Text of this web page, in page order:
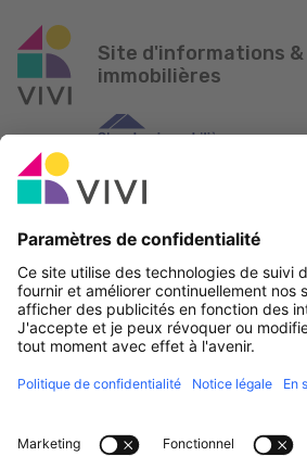
Site d'informations &
immobilières
Professionnels, devenez